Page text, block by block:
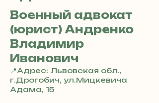
Военный адвокат
(юрист) Андренко
Владимир
Иванович
📍Адрес: Львовская обл.,
г.Дрогобич, ул.Мицкевича
Адама, 15